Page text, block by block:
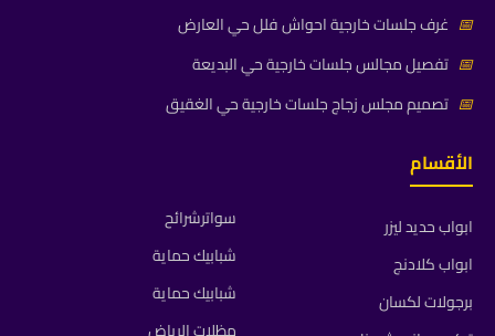
📅 غرف جلسات خارجية احواش فلل حي العارض
📅 تفصيل مجالس جلسات خارجية حي البديعة
📅 تصميم مجلس زجاج جلسات خارجية حي الغقيق
الأقسام
ابواب حديد ليزر
ابواب كلادنج
برجولات لكسان
سواترشرائح
شبابيك حماية
شبابيك حماية